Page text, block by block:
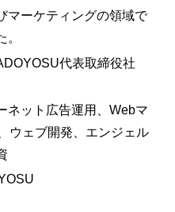
マーケティングの領域で
代表取締役社
ネット広告運用、Webマ
ウェブ開発、エンジェル